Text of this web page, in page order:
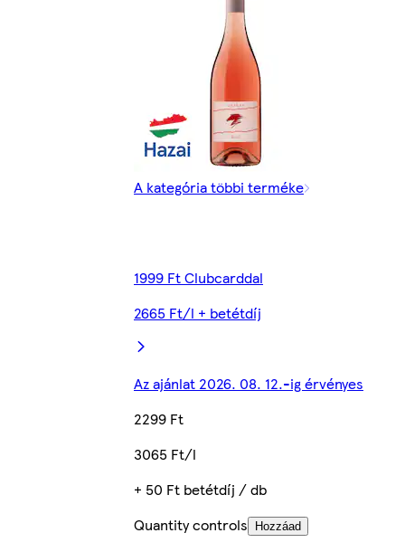
A kategória többi terméke
1999 Ft Clubcarddal
2665 Ft/l + betétdíj
Az ajánlat 2026. 08. 12.-ig érvényes
2299 Ft
3065 Ft/l
+ 50 Ft betétdíj / db
Quantity controls
Hozzáad